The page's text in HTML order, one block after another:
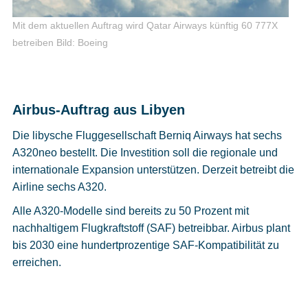
Mit dem aktuellen Auftrag wird Qatar Airways künftig 60 777X
betreiben Bild: Boeing
Airbus-Auftrag aus Libyen
Die libysche Fluggesellschaft Berniq Airways hat sechs
A320neo bestellt. Die Investition soll die regionale und
internationale Expansion unterstützen. Derzeit betreibt die
Airline sechs A320.
Alle A320-Modelle sind bereits zu 50 Prozent mit
nachhaltigem Flugkraftstoff (SAF) betreibbar. Airbus plant
bis 2030 eine hundertprozentige SAF-Kompatibilität zu
erreichen.